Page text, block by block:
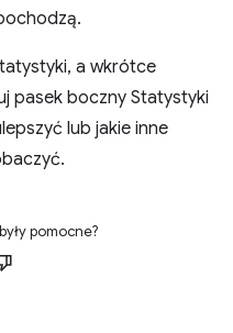
a wkrótce
pasek boczny Statystyki
lub jakie inne
pomocne?